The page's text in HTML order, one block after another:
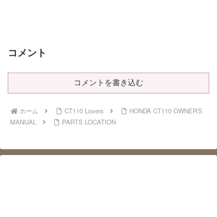
コメント
コメントを書き込む
ホーム CT110 Lovers
HONDA CT110 OWNER'S
MANUAL
PARTS LOCATION